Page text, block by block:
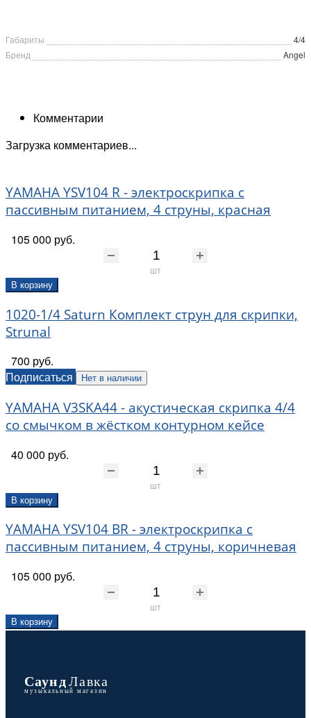
Габариты
4/4
Бренд
Angel
Комментарии
Загрузка комментариев...
YAMAHA YSV104 R - электроскрипка с
пассивным питанием, 4 струны, красная
105 000 руб.
шт
В корзину
1020-1/4 Saturn Комплект струн для скрипки,
Strunal
700 руб.
Подписаться
Нет в наличии
YAMAHA V3SKA44 - акустическая скрипка 4/4
со смычком в жёстком контурном кейсе
40 000 руб.
шт
В корзину
YAMAHA YSV104 BR - электроскрипка с
пассивным питанием, 4 струны, коричневая
105 000 руб.
шт
В корзину